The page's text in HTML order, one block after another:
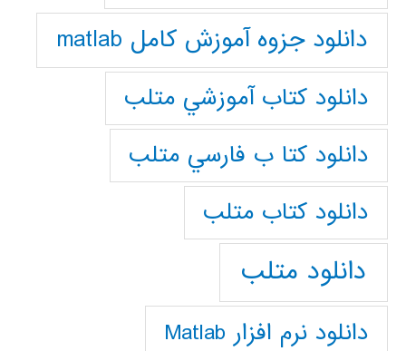
دانلود جزوه آموزش کامل matlab
دانلود كتاب آموزشي متلب
دانلود كتا ب فارسي متلب
دانلود كتاب متلب
دانلود متلب
دانلود نرم افزار Matlab